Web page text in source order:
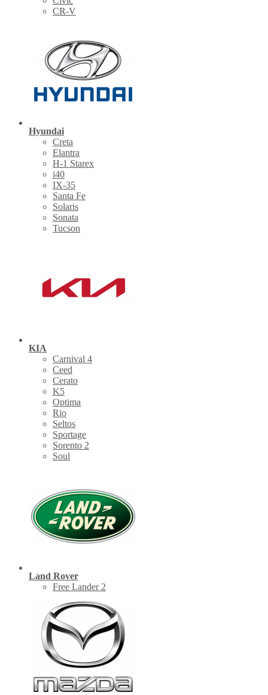
CR-V
Hyundai
Creta
Elantra
H-1 Starex
i40
IX-35
Santa Fe
Solaris
Sonata
Tucson
KIA
Carnival 4
Ceed
Cerato
K5
Optima
Rio
Seltos
Sportage
Sorento 2
Soul
Land Rover
Free Lander 2